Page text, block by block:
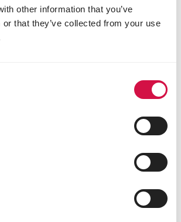
other information that you’ve
or that they’ve collected from your use